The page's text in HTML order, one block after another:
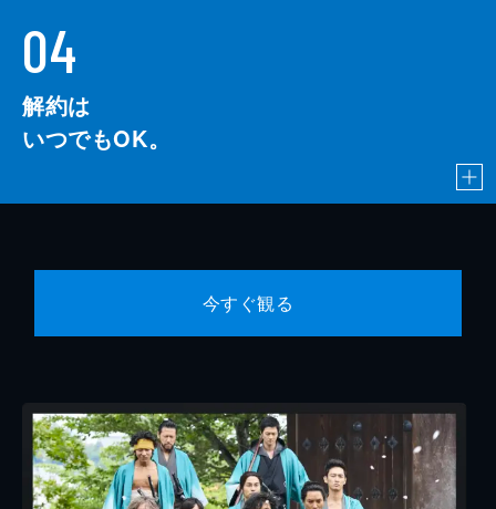
04
解約は
いつでもOK。
今すぐ観る